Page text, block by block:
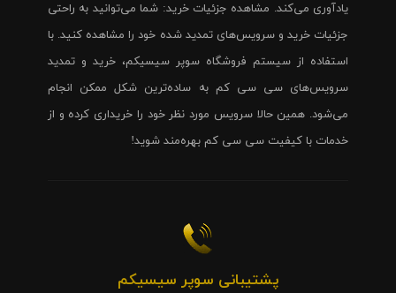
یادآوری می‌کند. مشاهده جزئیات خرید: شما می‌توانید به راحتی
جزئیات خرید و سرویس‌های تمدید شده خود را مشاهده کنید. با
استفاده از سیستم فروشگاه سوپر سیسیکم، خرید و تمدید
سرویس‌های سی سی کم به ساده‌ترین شکل ممکن انجام
می‌شود. همین حالا سرویس مورد نظر خود را خریداری کرده و از
خدمات با کیفیت سی سی کم بهره‌مند شوید!
پشتیبانی سوپر سیسیکم